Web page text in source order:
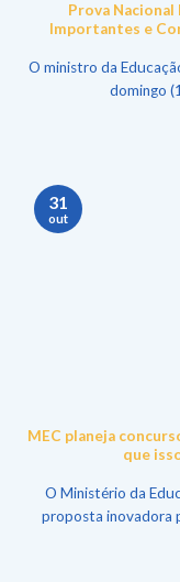
Prova
Importantes e
O ministro da
domingo
MEC planeja
que
O Ministério da
proposta inovadora
31
out